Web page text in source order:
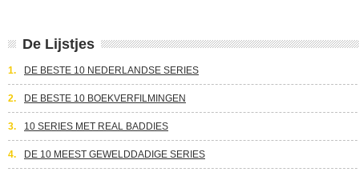
De Lijstjes
1. DE BESTE 10 NEDERLANDSE SERIES
2. DE BESTE 10 BOEKVERFILMINGEN
3. 10 SERIES MET REAL BADDIES
4. DE 10 MEEST GEWELDDADIGE SERIES